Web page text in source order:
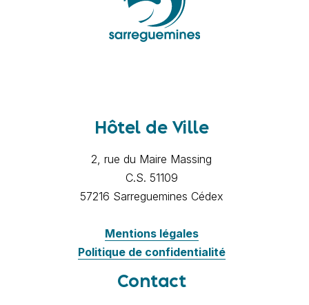
Hôtel de Ville
2, rue du Maire Massing
C.S. 51109
57216 Sarreguemines Cédex
Mentions légales
Politique de confidentialité
Contact